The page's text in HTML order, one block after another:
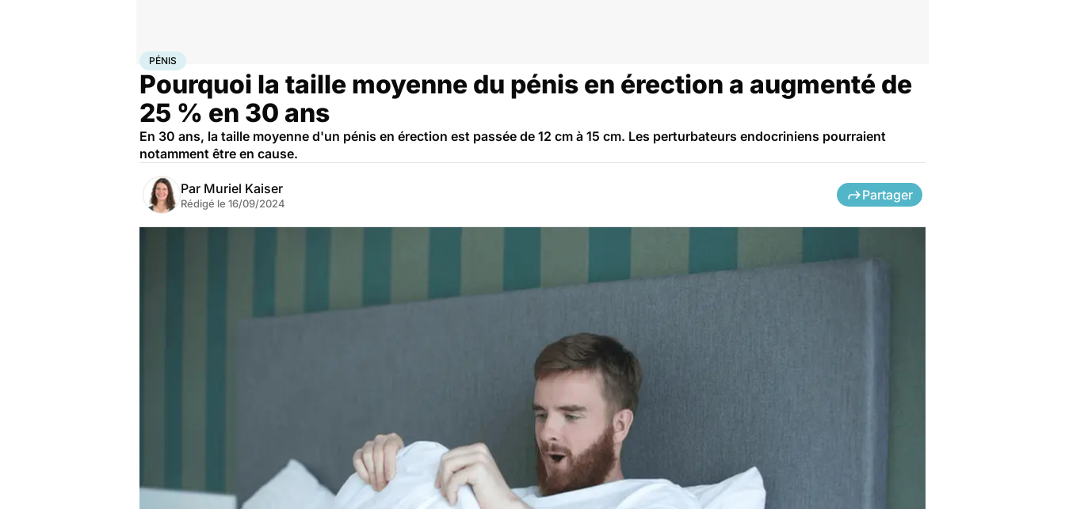
AccueilSanté
PÉNIS
Pourquoi la taille moyenne du pénis en érection a augmenté de
25 % en 30 ans
En 30 ans, la taille moyenne d'un pénis en érection est passée de 12 cm à 15 cm. Les perturbateurs endocriniens pourraient
notamment être en cause.
Par Muriel Kaiser
Rédigé le 16/09/2024
Partager